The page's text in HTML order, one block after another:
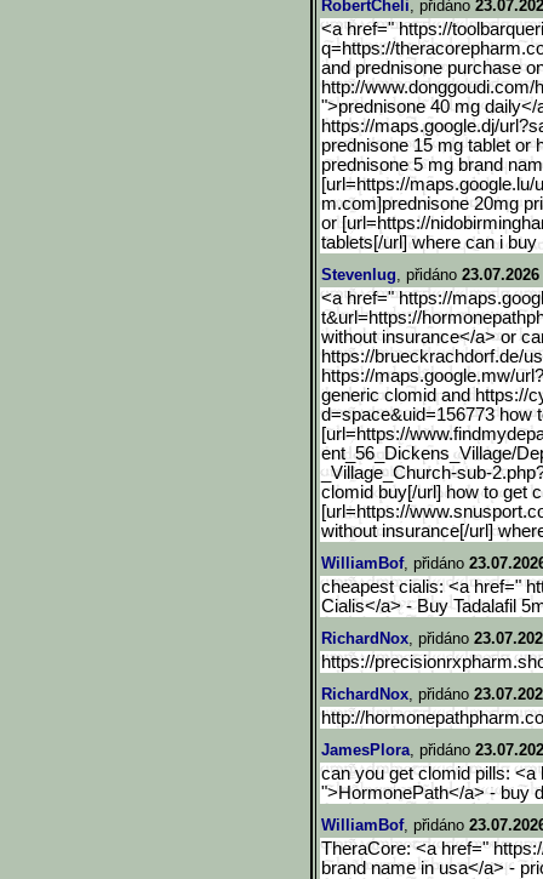
RobertCheli, přidáno
<a href=" https://
q=https://theracore
and prednisone purchase
http://www.donggoudi.com/
">prednisone 40 mg daily</
https://maps.google.dj/ur
prednisone 15 mg tablet or
prednisone 5 mg brand
[url=https://maps.google.lu/
m.com]prednisone 20mg
or [url=https://
tablets[/url] where can i
Stevenlug, přidáno
<a href=" https://
t&url=https://
without insurance</a> or
https://brueckrachdorf.de/
https://maps.google.mw/ur
generic clomid and https://
d=space&uid=156773 how
[url=https://www.findmyde
ent_56_Dickens_Village/
_Village_Church-sub-
clomid buy[/url] how to get
[url=https://
without insurance[/url]
WilliamBof, přidáno
cheapest cialis: <a href="
Cialis</a> - Buy Tadalafil
RichardNox, přidáno
https://
RichardNox, přidáno
http://
JamesPlora, přidáno
can you get clomid pills:
">HormonePath</a> - buy
WilliamBof, přidáno
TheraCore: <a href="
brand name in usa</a> -